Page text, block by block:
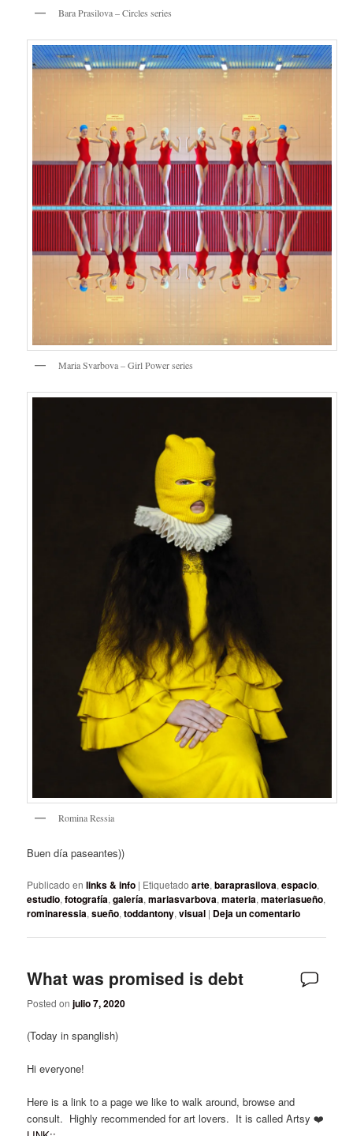
Bara Prasilova – Circles series
Maria Svarbova – Girl Power series
Romina Ressia
Buen día paseantes))
Publicado en links & info | Etiquetado arte,baraprasilova,espacio,
estudio,fotografía,galería,mariasvarbova,materia,materiasueño,
rominaressia,sueño,toddantony,visual | Deja un comentario
What was promised is debt
Posted onjulio 7, 2020
(Today in spanglish)
Hi everyone!
Here is a link to a page we like to walk around, browse and
consult. Highly recommended for art lovers. It is called Artsy ❤️